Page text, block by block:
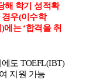
해 학기 성적확
경우(이수학
)에는‘합격을 취
에도TOEFL(IBT)
지원 가능